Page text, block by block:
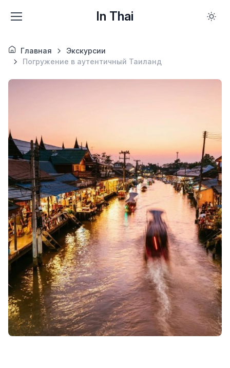
In Thai
Главная
Экскурсии
Погружение в аутентичный Таиланд